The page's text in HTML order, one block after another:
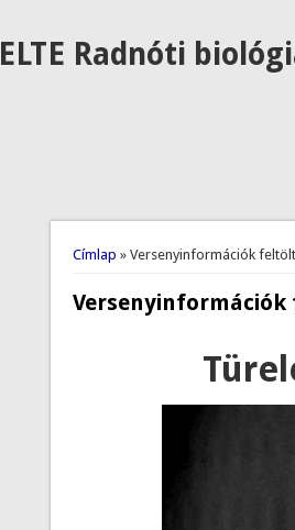
ELTE Radnóti
Jelenlegi hely
Címlap » Versenyinformációk